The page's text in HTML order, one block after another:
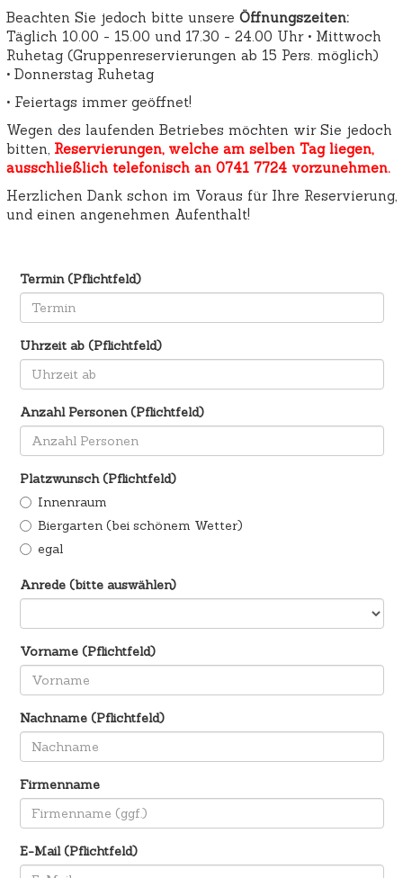
Beachten Sie jedoch bitte unsere Öffnungszeiten:
Täglich 10.00 - 15.00 und 17.30 - 24.00 Uhr • Mittwoch
Ruhetag (Gruppenreservierungen ab 15 Pers. möglich)
• Donnerstag Ruhetag
• Feiertags immer geöffnet!
Wegen des laufenden Betriebes möchten wir Sie jedoch
bitten, Reservierungen, welche am selben Tag liegen,
ausschließlich telefonisch an 0741 7724 vorzunehmen.
Herzlichen Dank schon im Voraus für Ihre Reservierung,
und einen angenehmen Aufenthalt!